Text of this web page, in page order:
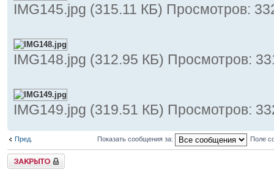
IMG145.jpg (315.11 КБ) Просмотров:
IMG148.jpg (312.95 КБ) Просмотров:
IMG149.jpg (319.51 КБ) Просмотров:
Пред. Показать сообщения за: Поле
Закрыто